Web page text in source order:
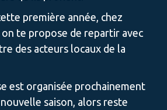
première année, chez
te propose de repartir avec
des acteurs locaux de la
est organisée prochainement
saison, alors reste